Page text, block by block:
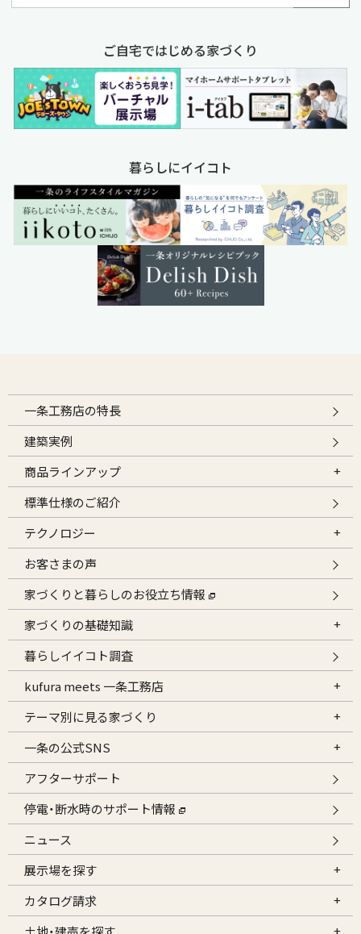
ご自宅ではじめる家づくり
暮らしにイイコト
一条工務店の特長
建築実例
商品ラインアップ
標準仕様のご紹介
テクノロジー
お客さまの声
家づくりと暮らしのお役立ち情報
家づくりの基礎知識
暮らしイイコト調査
kufura meets 一条工務店
テーマ別に見る家づくり
一条の公式SNS
アフターサポート
停電・断水時のサポート情報
ニュース
展示場を探す
カタログ請求